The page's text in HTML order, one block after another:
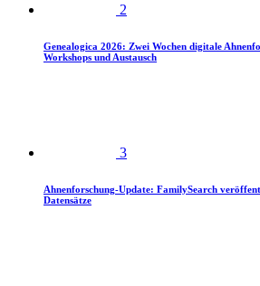
2
Genealogica 2026: Zwei Wochen digitale
Workshops und Austausch
3
Ahnenforschung-Update: FamilySearch
Datensätze